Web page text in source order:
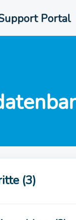
Portal
(3)